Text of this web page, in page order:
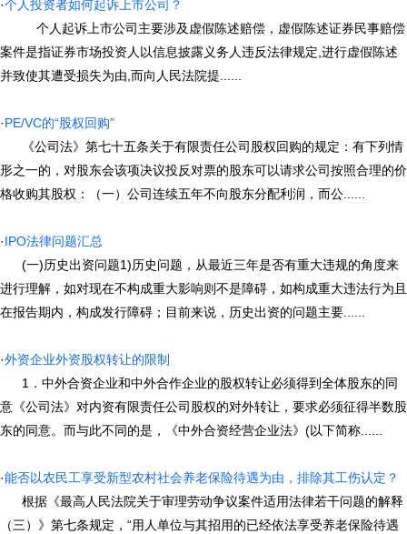
·个人投资者如何起诉上市公司？
个人起诉上市公司主要涉及虚假陈述赔偿，虚假陈述证券民事赔偿
案件是指证券市场投资人以信息披露义务人违反法律规定,进行虚假陈述
并致使其遭受损失为由,而向人民法院提......
·PE/VC的“股权回购”
《公司法》第七十五条关于有限责任公司股权回购的规定：有下列情
形之一的，对股东会该项决议投反对票的股东可以请求公司按照合理的价
格收购其股权：（一）公司连续五年不向股东分配利润，而公......
·IPO法律问题汇总
(一)历史出资问题1)历史问题，从最近三年是否有重大违规的角度来
进行理解，如对现在不构成重大影响则不是障碍，如构成重大违法行为且
在报告期内，构成发行障碍；目前来说，历史出资的问题主要......
·外资企业外资股权转让的限制
1．中外合资企业和中外合作企业的股权转让必须得到全体股东的同
意《公司法》对内资有限责任公司股权的对外转让，要求必须征得半数股
东的同意。而与此不同的是，《中外合资经营企业法》(以下简称......
·能否以农民工享受新型农村社会养老保险待遇为由，排除其工伤认定？
根据《最高人民法院关于审理劳动争议案件适用法律若干问题的解释
（三）》第七条规定，“用人单位与其招用的已经依法享受养老保险待遇